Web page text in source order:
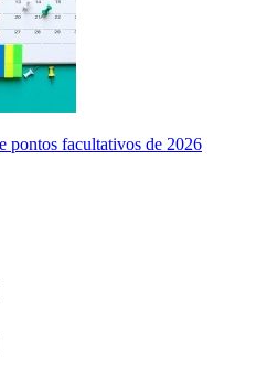
pontos facultativos de 2026